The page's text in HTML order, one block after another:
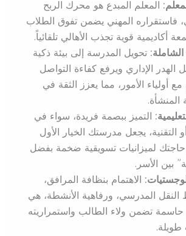
المعلم المبدع هو محرك الربح
فاستقراره المهني يضمن تفوق الطلاب
أكاديمية قوية تجذب الأهالي تلقائياً.
تحويل المدرسة إلى بيئة ذكية
الهدر الإداري ويرفع كفاءة التواصل
أولياء الأمور، مما يعزز الثقة في
المنشأة.
التميز ببصمة فريدة، سواء في
التقنية، يجعل مدرستك الخيار الأول
لميزانيات تسويقية ضخمة بفضل
بين الأسر.
الاهتمام بنظافة المرافق،
النقل المدرسي، ورفاهية الأنشطة، هي
تضمن ولاء الطالب واستمراريته